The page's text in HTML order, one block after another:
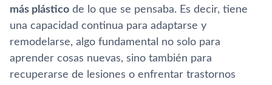
más plástico de lo que se pensaba. Es decir, tiene
una capacidad continua para adaptarse y
remodelarse, algo fundamental no solo para
aprender cosas nuevas, sino también para
recuperarse de lesiones o enfrentar trastornos